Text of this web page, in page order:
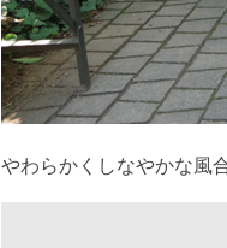
やわらかくしなやかな風